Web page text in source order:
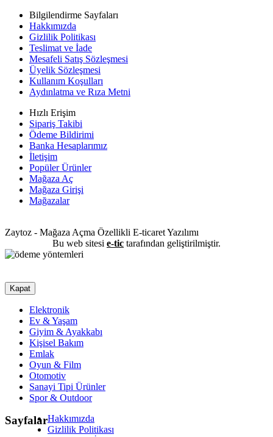
Bilgilendirme Sayfaları
Hakkımızda
Gizlilik Politikası
Teslimat ve İade
Mesafeli Satış Sözleşmesi
Üyelik Sözleşmesi
Kullanım Koşulları
Aydınlatma ve Rıza Metni
Hızlı Erişim
Sipariş Takibi
Ödeme Bildirimi
Banka Hesaplarımız
İletişim
Popüler Ürünler
Mağaza Aç
Mağaza Girişi
Mağazalar
Zaytoz - Mağaza Açma Özellikli E-ticaret Yazılımı
Bu web sitesi e-tic tarafından geliştirilmiştir.
Kapat
Elektronik
Ev & Yaşam
Giyim & Ayakkabı
Kişisel Bakım
Emlak
Oyun & Film
Otomotiv
Sanayi Tipi Ürünler
Spor & Outdoor
SayfalarHakkımızda
Gizlilik Politikası